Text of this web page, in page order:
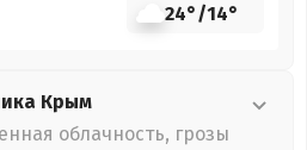
24°/14°
Крым
облачность, грозы